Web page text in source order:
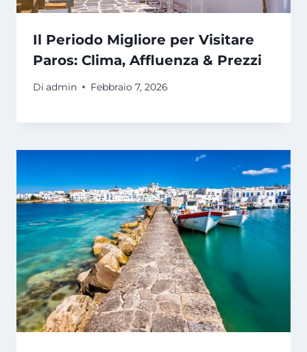
Il Periodo Migliore per Visitare
Paros: Clima, Affluenza & Prezzi
Di admin Febbraio 7, 2026